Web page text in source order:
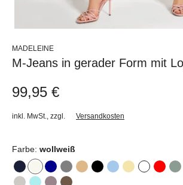
MADELEINE
M-Jeans in gerader Form mit
99,95 €
inkl. MwSt. zzgl. Versandkosten
Farbe: wollweiß